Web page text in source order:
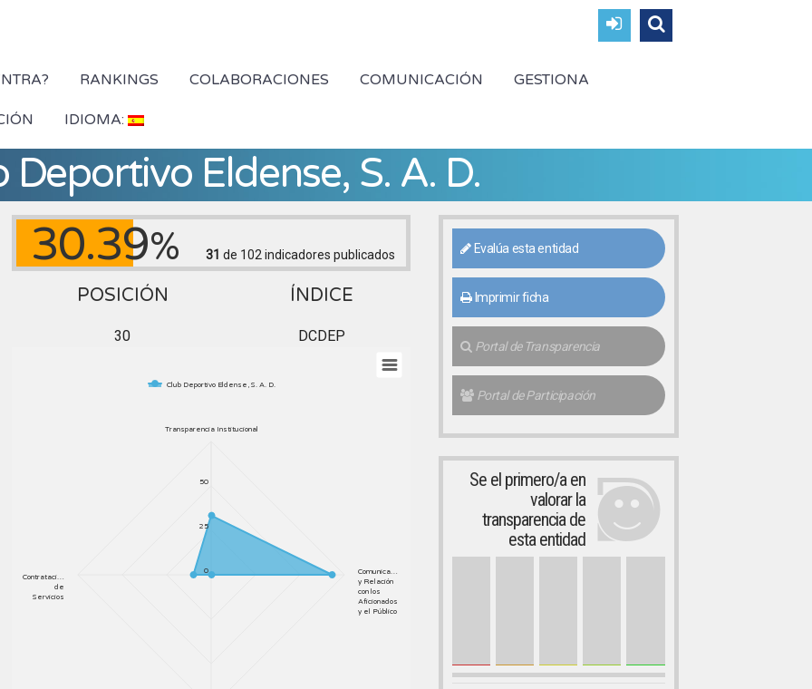
RANKINGS COLABORACIONES COMUNICACIÓN GESTIONA
IDIOMA:
Deportivo Eldense, S. A. D.
30.39% 31 de 102 indicadores publicados
POSICIÓN ÍNDICE
30 DCDEP
Club Deportivo Eldense, S. A. D.
Transparencia Institucional
Comunica…
y Relación
con los
Aficionados
y el Público
Contrataci…
de
Servicios
0
25
50
Evalúa esta entidad
Imprimir ficha
Portal de Transparencia
Portal de Participación
Se el primero/a en
valorar la
transparencia de
esta entidad